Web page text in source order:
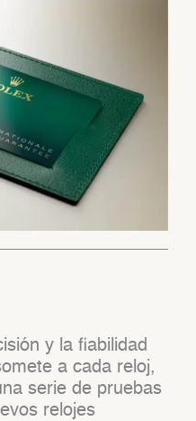
y la fiabilidad
a cada reloj,
serie de pruebas
relojes